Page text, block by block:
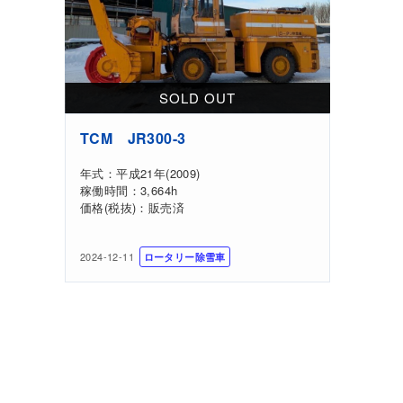
TCM JR300-3
年式：平成21年(2009)
稼働時間：3,664h
価格(税抜)：販売済
2024-12-11 ロータリー除雪車